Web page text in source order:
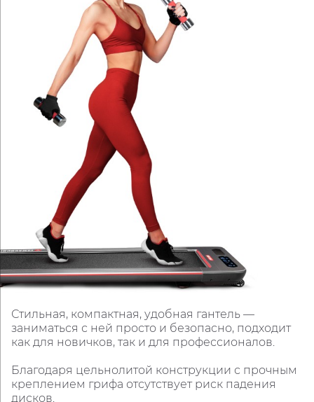
Стильная, компактная, удобная гантель —
заниматься с ней просто и безопасно, подходит
как для новичков, так и для профессионалов.
Благодаря цельнолитой конструкции с прочным
креплением грифа отсутствует риск падения
дисков.